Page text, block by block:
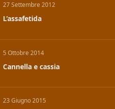
27 Settembre 2012
L’assafetida
5 Ottobre 2014
Cannella e cassia
23 Giugno 2015